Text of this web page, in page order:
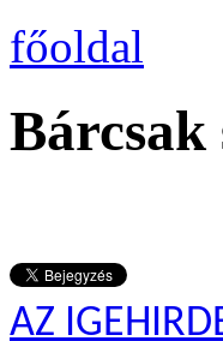
főoldal
Bárcsak
AZ